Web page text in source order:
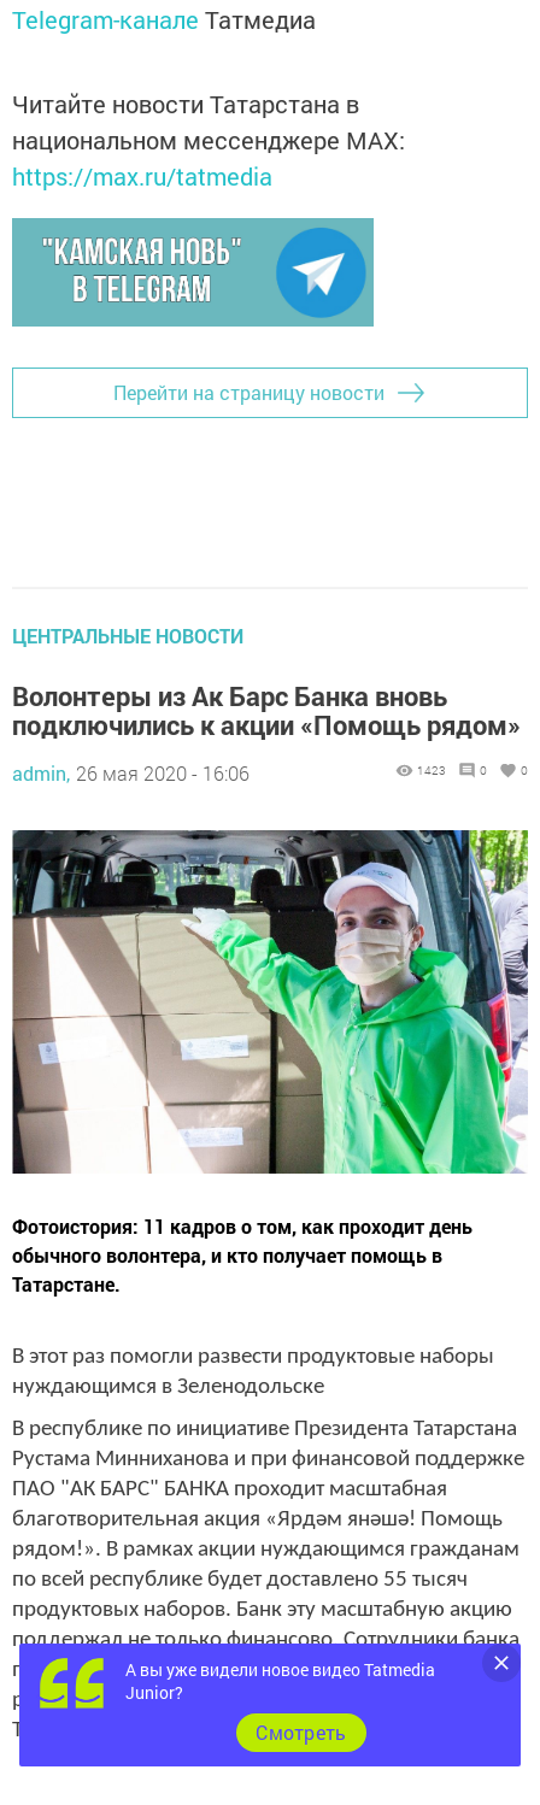
Telegram-канале Татмедиа
Читайте новости Татарстана в
национальном мессенджере MАХ:
https://max.ru/tatmedia
Перейти на страницу новости
ЦЕНТРАЛЬНЫЕ НОВОСТИ
Волонтеры из Ак Барс Банка вновь
подключились к акции «Помощь рядом»
admin, 26 мая 2020 - 16:06 1423 0 0
Фотоистория: 11 кадров о том, как проходит день
обычного волонтера, и кто получает помощь в
Татарстане.
В этот раз помогли развести продуктовые наборы
нуждающимся в Зеленодольске
В республике по инициативе Президента Татарстана
Рустама Минниханова и при финансовой поддержке
ПАО "АК БАРС" БАНКА проходит масштабная
благотворительная акция «Ярдәм янәшә! Помощь
рядом!». В рамках акции нуждающимся гражданам
по всей республике будет доставлено 55 тысяч
продуктовых наборов. Банк эту масштабную акцию
поддержал не только финансово. Сотрудники банка
подключились к волонтерской работе, помогая
развозить гуманитарную помощь. Журналисты
Татмедиа побывали в этом волонтерском рейде.
А вы уже видели новое видео Tatmedia
Junior?
Cмотреть